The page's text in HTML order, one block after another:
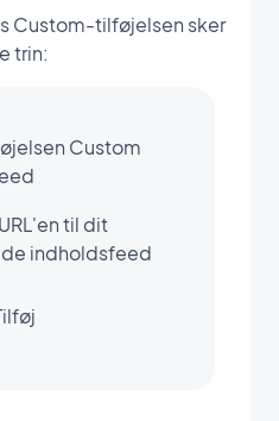
Custom-tilføjelsen sker
trin:
Custom
til dit
indholdsfeed